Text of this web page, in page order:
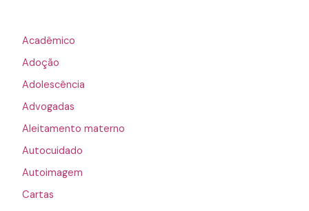
Acadêmico
Adoção
Adolescência
Advogadas
Aleitamento materno
Autocuidado
Autoimagem
Cartas